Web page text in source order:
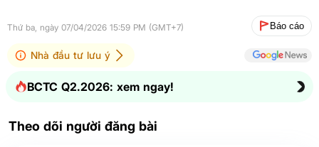
Thứ ba, ngày 07/04/2026 15:59 PM (GMT+7) Báo cáo
Nhà đầu tư lưu ý
BCTC Q2.2026: xem ngay!
Theo dõi người đăng bài